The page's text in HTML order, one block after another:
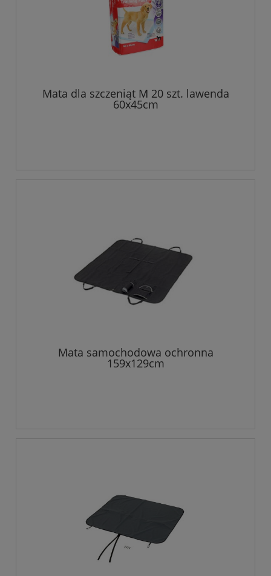
Mata dla szczeniąt M 20 szt. lawenda
60x45cm
Mata samochodowa ochronna
159x129cm